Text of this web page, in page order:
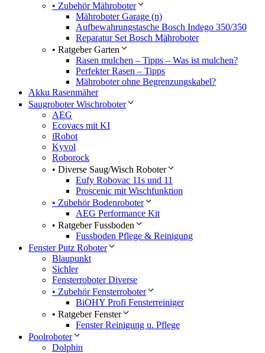
• Zubehör Mähroboter
Mähroboter Garage (n)
Aufbewahrungstasche Bosch Indego 350/350
Reparatur Set Bosch Mähroboter
• Ratgeber Garten
Rasen mulchen – Tipps – Was ist mulchen?
Perfekter Rasen – Tipps
Mähroboter ohne Begrenzungskabel?
Akku Rasenmäher
Saugroboter Wischroboter
AEG
Ecovacs mit KI
iRobot
Kyvol
Roborock
• Diverse Saug/Wisch Roboter
Eufy Robovac 11s und 11
Proscenic mit Wischfunktion
• Zubehör Bodenroboter
AEG Performance Kit
• Ratgeber Fussboden
Fussboden Pflege & Reinigung
Fenster Putz Roboter
Blaupunkt
Sichler
Fensterroboter Diverse
• Zubehör Fensterroboter
BiOHY Profi Fensterreiniger
• Ratgeber Fenster
Fenster Reinigung u. Pflege
Poolroboter
Dolphin